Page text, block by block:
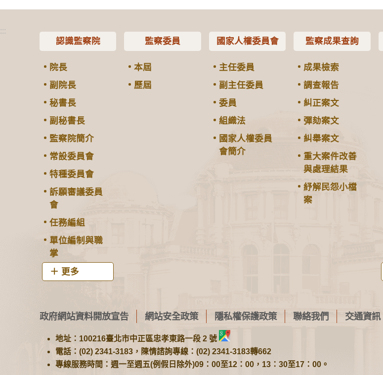
:::
認識監察院
院長
副院長
秘書長
副秘書長
監察院簡介
常設委員會
特種委員會
訴願審議委員
會
任務編組
單位編制與職
掌
更多
監察委員
本屆
歷屆
國家人權委員會
主任委員
副主任委員
委員
組織法
國家人權委員
會簡介
監察成果查詢
成果檢索
調查報告
糾正案文
彈劾案文
糾舉案文
重大案件改善
與處理結果
紓解民怨小檔
案
政府網站資料開放宣告 網站安全政策 隱私權保護政策 聯絡我們 交通資訊
地址：100216臺北市中正區忠孝東路一段 2 號
電話：(02) 2341-3183，陳情諮詢專線：(02) 2341-3183轉662
專線服務時間：週一至週五(例假日除外)09：00至12：00，13：30至17：00。